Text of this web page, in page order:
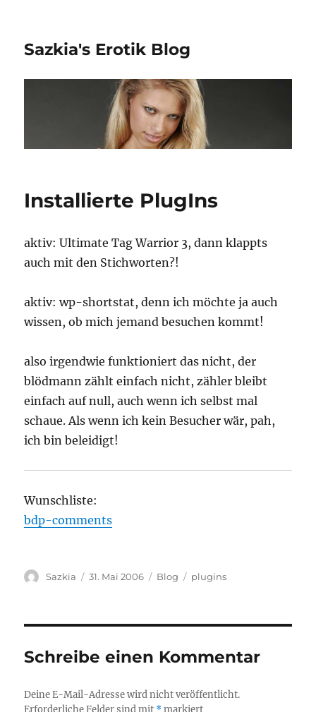
Sazkia's Erotik Blog
Installierte PlugIns
aktiv: Ultimate Tag Warrior 3, dann klappts
auch mit den Stichworten?!
aktiv: wp-shortstat, denn ich möchte ja auch
wissen, ob mich jemand besuchen kommt!
also irgendwie funktioniert das nicht, der
blödmann zählt einfach nicht, zähler bleibt
einfach auf null, auch wenn ich selbst mal
schaue. Als wenn ich kein Besucher wär, pah,
ich bin beleidigt!
Wunschliste:
bdp-comments
Autor
Sazkia
Veröffentlicht
31. Mai 2006 Kategorien
Blog Schlagwörter
plugins
Schreibe einen Kommentar
Deine E-Mail-Adresse wird nicht veröffentlicht.